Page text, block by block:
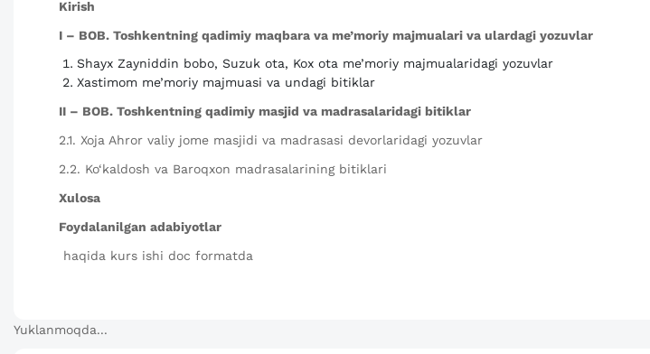
Kirish
I – BOB. Toshkentning qadimiy maqbara va me’moriy majmualari va ulardagi yozuvlar
Shayx Zayniddin bobo, Suzuk ota, Kox ota me’moriy majmualaridagi yozuvlar
Xastimom me’moriy majmuasi va undagi bitiklar
II – BOB. Toshkentning qadimiy masjid va madrasalaridagi bitiklar
2.1. Xoja Ahror valiy jome masjidi va madrasasi devorlaridagi yozuvlar
2.2. Ko‘kaldosh va Baroqxon madrasalarining bitiklari
Xulosa
Foydalanilgan adabiyotlar
haqida kurs ishi doc formatda
Yuklanmoqda...